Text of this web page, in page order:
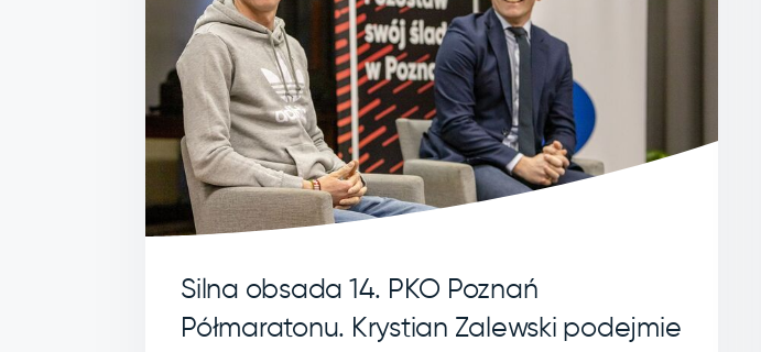
Silna obsada 14. PKO Poznań
Półmaratonu. Krystian Zalewski podejmie